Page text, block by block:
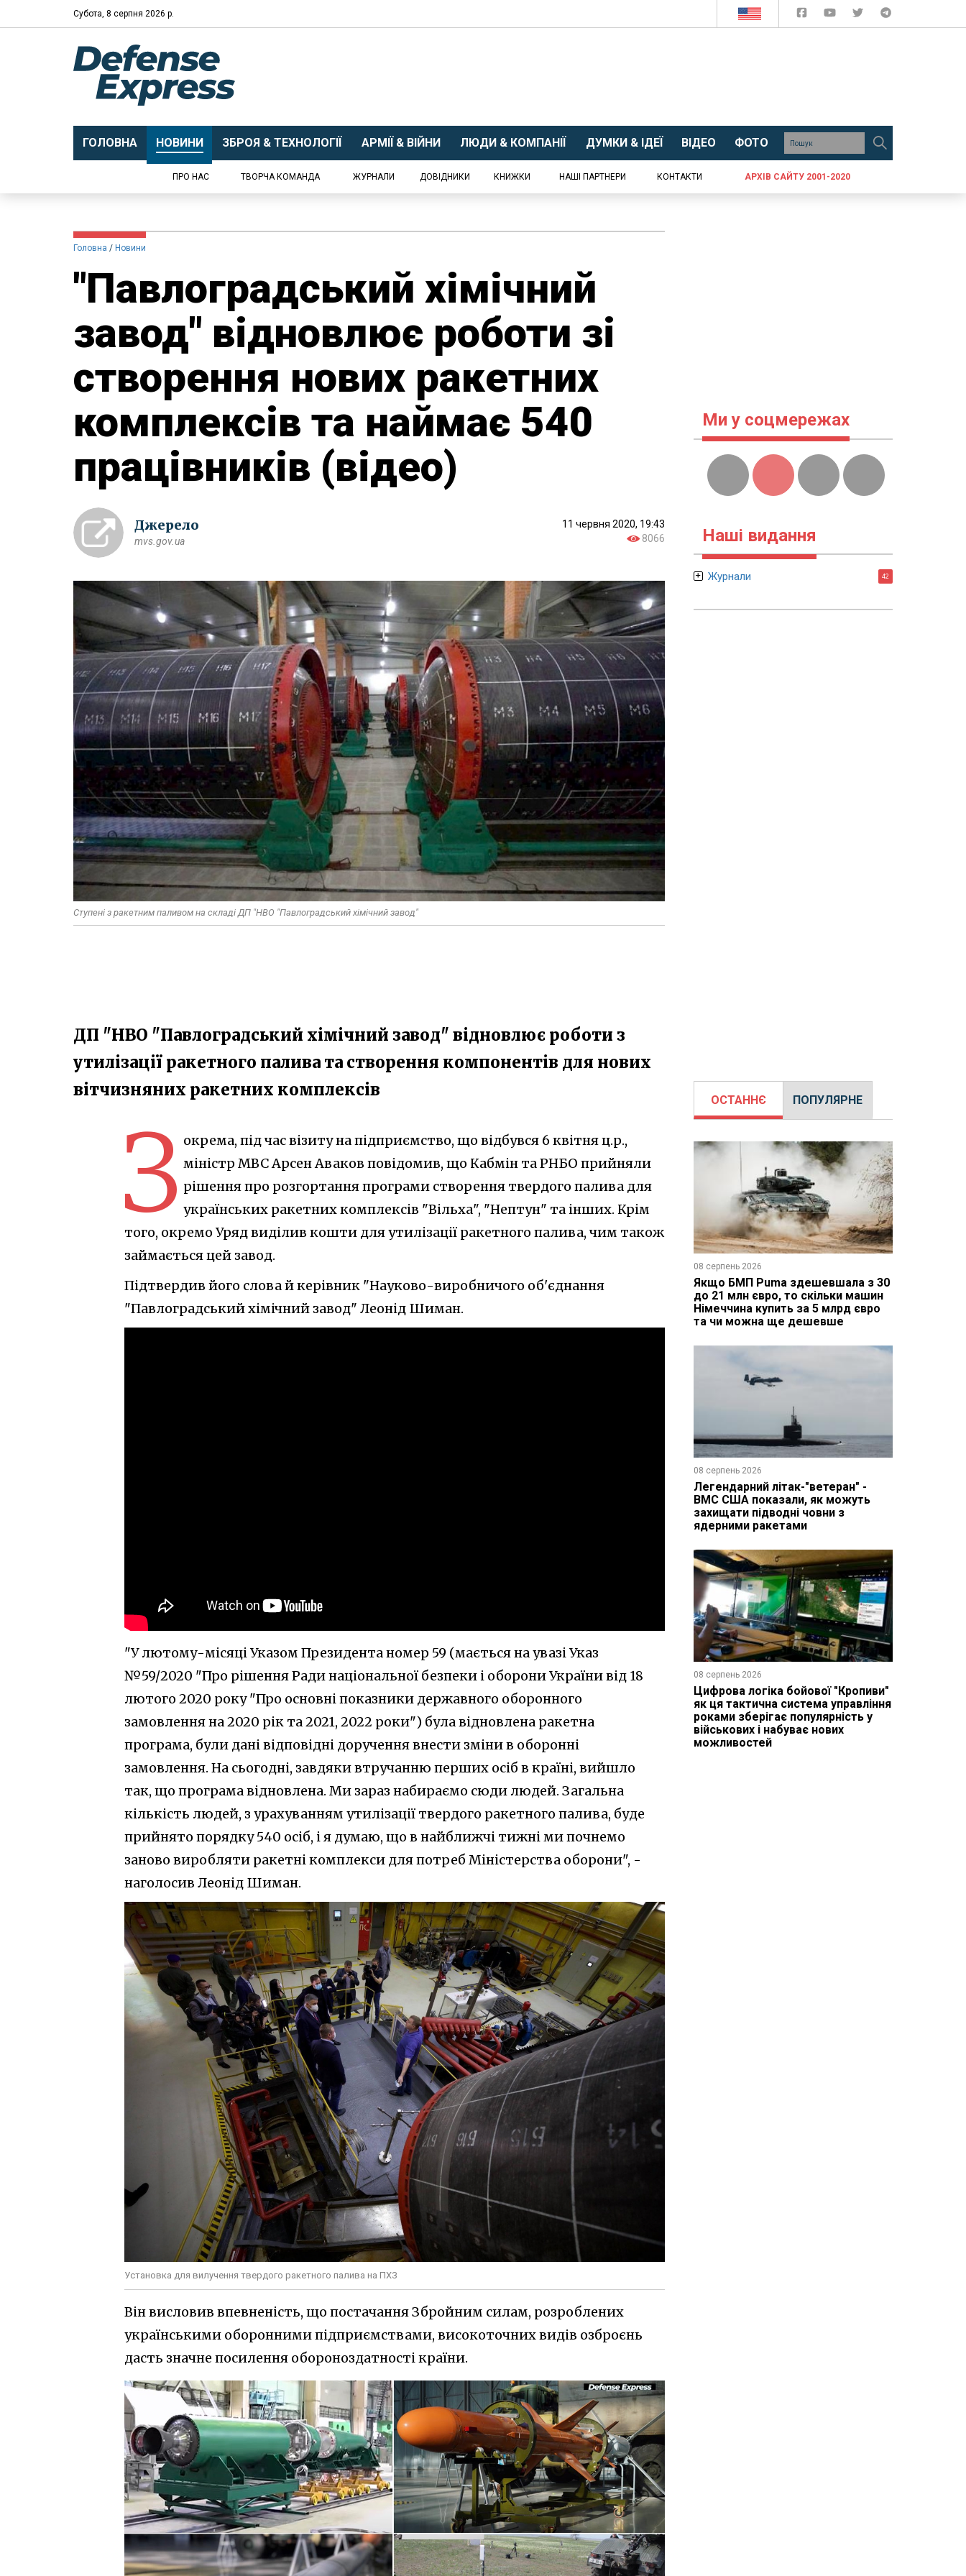
Субота, 8 серпня 2026 р.
ГОЛОВНА НОВИНИ ЗБРОЯ & ТЕХНОЛОГІЇ АРМІЇ & ВІЙНИ ЛЮДИ & КОМПАНІЇ ДУМКИ & ІДЕЇ ВІДЕО ФОТО
ПРО НАС ТВОРЧА КОМАНДА ЖУРНАЛИ ДОВІДНИКИ КНИЖКИ НАШІ ПАРТНЕРИ КОНТАКТИ АРХІВ САЙТУ 2001-2020
Головна Новини
"Павлоградський хімічний
завод" відновлює роботи зі
створення нових ракетних
комплексів та наймає 540
працівників (відео)
Джерело
mvs.gov.ua
11 червня 2020, 19:43
8066
Ступені з ракетним паливом на складі ДП "НВО "Павлоградський хімічний завод"
ДП "НВО "Павлоградський хімічний завод" відновлює роботи з
утилізації ракетного палива та створення компонентів для нових
вітчизняних ракетних комплексів
З окрема, під час візиту на підприємство, що відбувся 6 квітня ц.р.,
міністр МВС Арсен Аваков повідомив, що Кабмін та РНБО прийняли
рішення про розгортання програми створення твердого палива для
українських ракетних комплексів "Вільха", "Нептун" та інших. Крім
того, окремо Уряд виділив кошти для утилізації ракетного палива, чим також
займається цей завод.
Підтвердив його слова й керівник "Науково-виробничого об'єднання
"Павлоградський хімічний завод" Леонід Шиман.
"У лютому-місяці Указом Президента номер 59 (мається на увазі Указ
№59/2020 "Про рішення Ради національної безпеки і оборони України від 18
лютого 2020 року "Про основні показники державного оборонного
замовлення на 2020 рік та 2021, 2022 роки") була відновлена ракетна
програма, були дані відповідні доручення внести зміни в оборонні
замовлення. На сьогодні, завдяки втручанню перших осіб в країні, вийшло
так, що програма відновлена. Ми зараз набираємо сюди людей. Загальна
кількість людей, з урахуванням утилізації твердого ракетного палива, буде
прийнято порядку 540 осіб, і я думаю, що в найближчі тижні ми почнемо
заново виробляти ракетні комплекси для потреб Міністерства оборони", -
наголосив Леонід Шиман.
Установка для вилучення твердого ракетного палива на ПХЗ
Він висловив впевненість, що постачання Збройним силам, розроблених
українськими оборонними підприємствами, високоточних видів озброєнь
дасть значне посилення обороноздатності країни.
Ми у соцмережах
Наші видання
Журнали 42
ОСТАННЄ ПОПУЛЯРНЕ
08 серпень 2026
Якщо БМП Puma здешевшала з 30
до 21 млн євро, то скільки машин
Німеччина купить за 5 млрд євро
та чи можна ще дешевше
08 серпень 2026
Легендарний літак-"ветеран" -
ВМС США показали, як можуть
захищати підводні човни з
ядерними ракетами
08 серпень 2026
Цифрова логіка бойової "Кропиви"
як ця тактична система управління
роками зберігає популярність у
військових і набуває нових
можливостей